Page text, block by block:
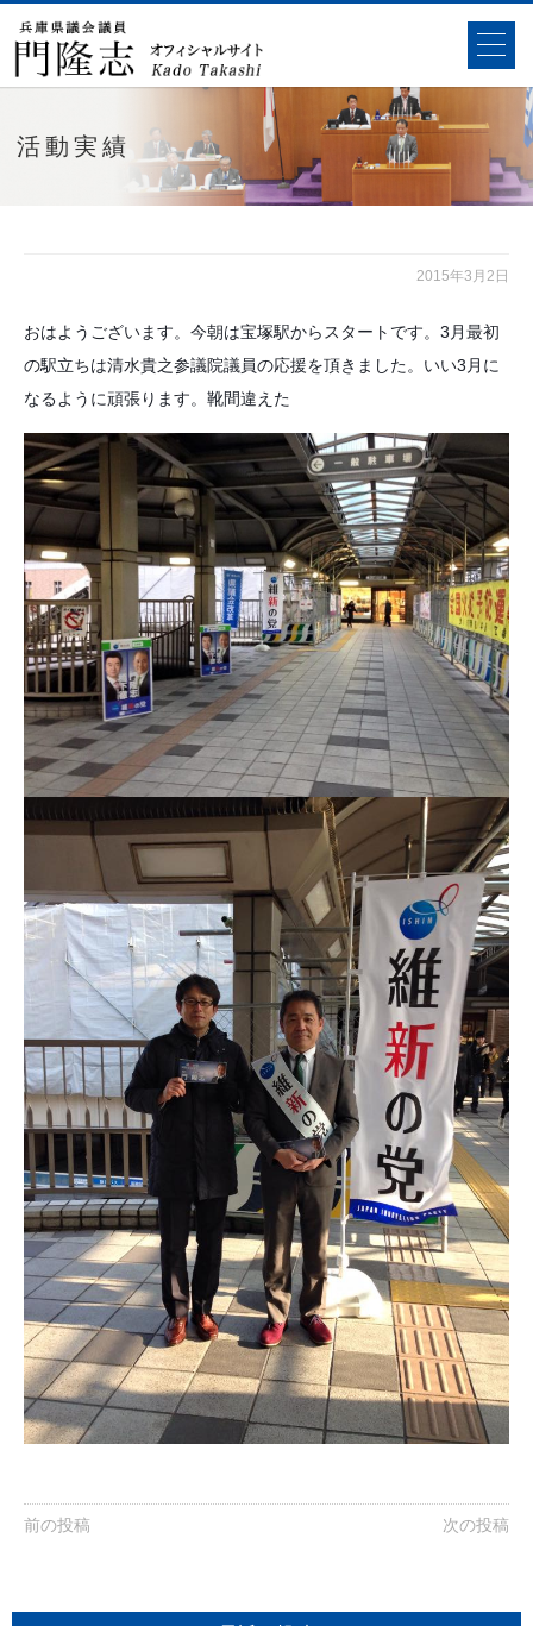
活動実績
2015年3月2日
おはようございます。今朝は宝塚駅からスタートです。3月最初
の駅立ちは清水貴之参議院議員の応援を頂きました。いい3月に
なるように頑張ります。 靴間違えた
前の投稿 次の投稿